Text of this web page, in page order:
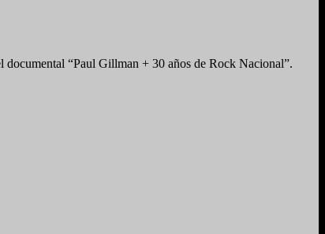
“Paul Gillman + 30 años de Rock Nacional”.